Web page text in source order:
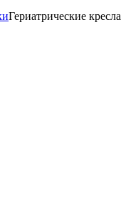
Гериатрические кресла